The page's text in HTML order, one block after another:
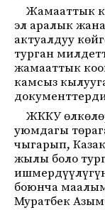
Жамааттык
эл аралык
актуалдуу
турган
жамааттык
камсыз
ЖККУ
уюмдагы
чыгарып,
жылы боло
боюнча
Муратбек